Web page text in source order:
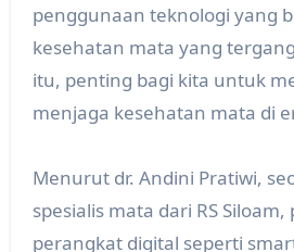
penggunaan teknologi yang
kesehatan mata yang
itu, penting bagi kita untuk
menjaga kesehatan mata di
Menurut dr. Andini Pratiwi,
spesialis mata dari RS
perangkat digital seperti